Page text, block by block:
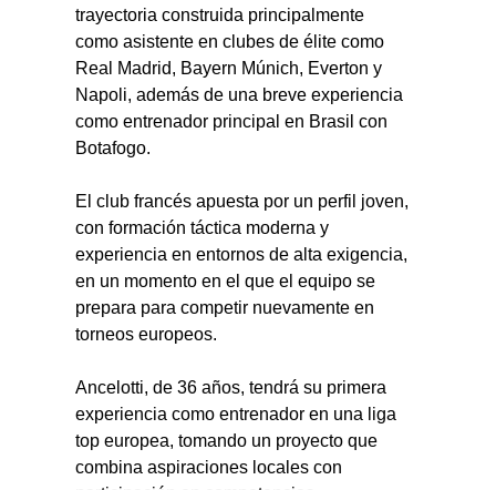
trayectoria construida principalmente
como asistente en clubes de élite como
Real Madrid, Bayern Múnich, Everton y
Napoli, además de una breve experiencia
como entrenador principal en Brasil con
Botafogo.
El club francés apuesta por un perfil joven,
con formación táctica moderna y
experiencia en entornos de alta exigencia,
en un momento en el que el equipo se
prepara para competir nuevamente en
torneos europeos.
Ancelotti, de 36 años, tendrá su primera
experiencia como entrenador en una liga
top europea, tomando un proyecto que
combina aspiraciones locales con